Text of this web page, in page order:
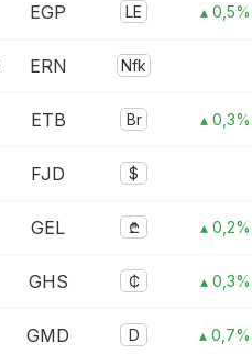
EGP LE ▴ 0,5%
ERN Nfk
ETB Br ▴ 0,3%
FJD $
GEL ₾ ▴ 0,2%
GHS ₵ ▴ 0,3%
GMD D ▴ 0,7%